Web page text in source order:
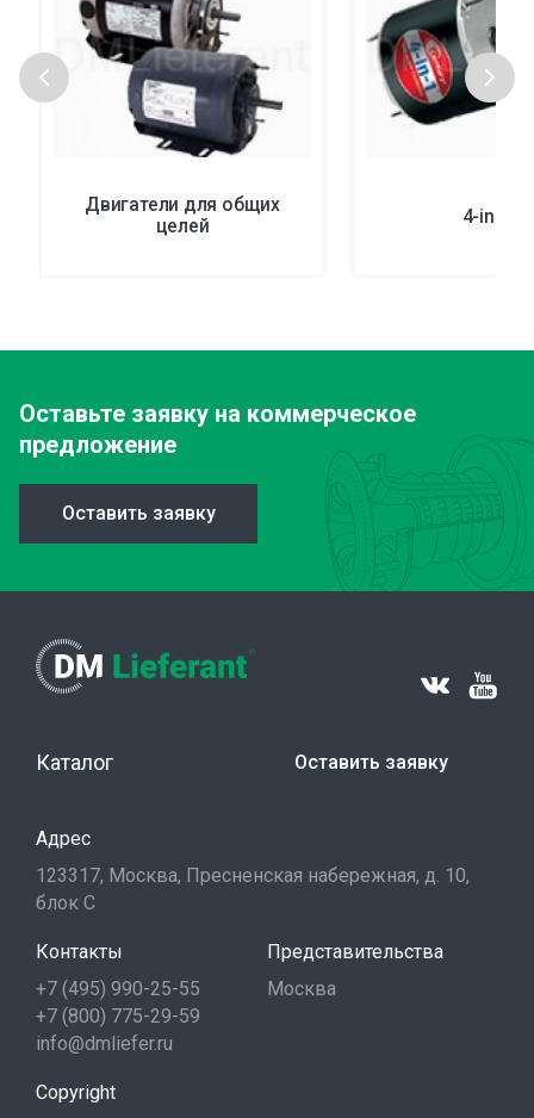
Двигатели для общих
целей 4-in-1®
Оставьте заявку на коммерческое
предложение
Оставить заявку
Каталог Оставить заявку
Адрес
123317, Москва, Пресненская набережная, д. 10,
блок С
Контакты
+7 (495) 990-25-55
+7 (800) 775-29-59
info@dmliefer.ru
Представительства
Москва
Copyright